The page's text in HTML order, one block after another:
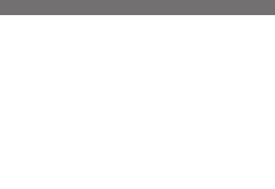
Copyright©2021 Jiang Architects＆ Engineers 沪ICP备14031641号-1